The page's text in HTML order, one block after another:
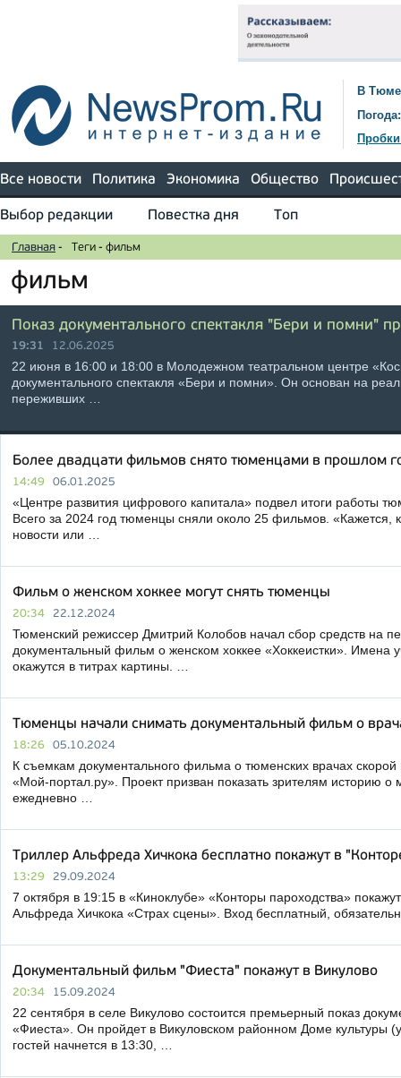
В
Погода:
Все новости Политика Экономика Общество
Выбор редакции Повестка дня Топ
Главная - Теги - фильм
фильм
Показ документального спектакля "Бери и помни"
19:31 12.06.2025
22 июня в 16:00 и 18:00 в Молодежном театральном центре
документального спектакля «Бери и помни». Он основан на
переживших …
Более двадцати фильмов снято тюменцами в прошлом
14:49 06.01.2025
«Центре развития цифрового капитала» подвел итоги работы
Всего за 2024 год тюменцы сняли около 25 фильмов.
новости или …
Фильм о женском хоккее могут снять тюменцы
20:34 22.12.2024
Тюменский режиссер Дмитрий Колобов начал сбор средств на
документальный фильм о женском хоккее «Хоккеистки». Имена
окажутся в титрах картины. …
Тюменцы начали снимать документальный фильм о
18:26 05.10.2024
К съемкам документального фильма о тюменских врачах
«Мой-портал.ру». Проект призван показать зрителям историю
ежедневно …
Триллер Альфреда Хичкока бесплатно покажут в
13:29 29.09.2024
7 октября в 19:15 в «Киноклубе» «Конторы пароходства»
Альфреда Хичкока «Страх сцены». Вход бесплатный,
Документальный фильм "Фиеста" покажут в Викулово
20:34 15.09.2024
22 сентября в селе Викулово состоится премьерный показ
«Фиеста». Он пройдет в Викуловском районном Доме культуры
гостей начнется в 13:30, …